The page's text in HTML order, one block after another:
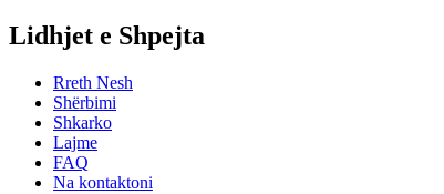
Lidhjet e Shpejta
Rreth Nesh
Shërbimi
Shkarko
Lajme
FAQ
Na kontaktoni